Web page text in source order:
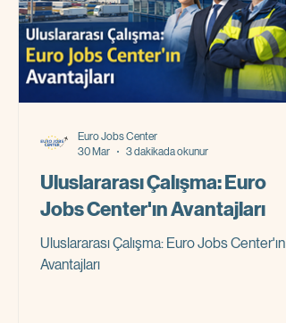
Uluslararası Çalışma: Euro
Jobs Center'ın Avantajları
Uluslararası Çalışma: Euro Jobs Center'ın
Avantajları
Euro Jobs Center
30 Mar
3 dakikada okunur